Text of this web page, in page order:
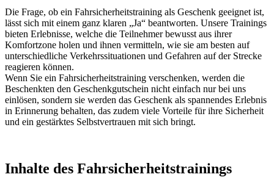
Die Frage, ob ein Fahrsicherheitstraining als Geschenk geeignet ist,
lässt sich mit einem ganz klaren „Ja“ beantworten. Unsere Trainings
bieten Erlebnisse, welche die Teilnehmer bewusst aus ihrer
Komfortzone holen und ihnen vermitteln, wie sie am besten auf
unterschiedliche Verkehrssituationen und Gefahren auf der Strecke
reagieren können.
Wenn Sie ein Fahrsicherheitstraining verschenken, werden die
Beschenkten den Geschenkgutschein nicht einfach nur bei uns
einlösen, sondern sie werden das Geschenk als spannendes Erlebnis
in Erinnerung behalten, das zudem viele Vorteile für ihre Sicherheit
und ein gestärktes Selbstvertrauen mit sich bringt.
Inhalte des Fahrsicherheitstrainings